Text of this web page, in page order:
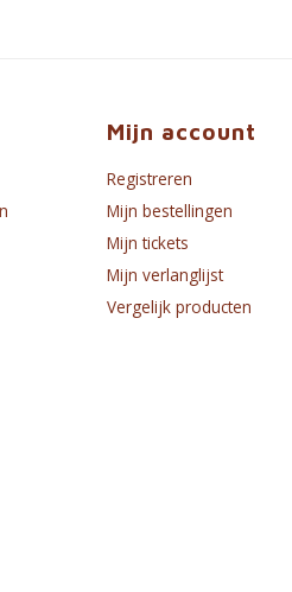
Mijn account
Registreren
Mijn bestellingen
Mijn tickets
Mijn verlanglijst
Vergelijk producten